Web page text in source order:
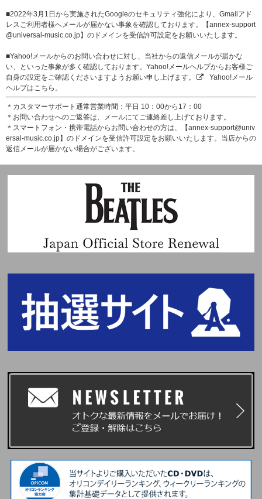
■2022年3月1日から実施されたGoogleのセキュリティ強化により、Gmailアド
レスご利用者様へメールが届かない事象を確認しております。【annex-support
@universal-music.co.jp】のドメインを受信許可設定をお願いいたします。
■Yahoo!メールからのお問い合わせに対し、当社からの返信メールが届かな
い、といった事象が多く確認しております。Yahoo!メールヘルプからお客様ご
自身の設定をご確認くださいますようお願い申し上げます。
Yahoo!メール
ヘルプはこちら。
＊カスタマーサポート通常営業時間：平日 10：00から17：00
＊お問い合わせへのご返答は、メールにてご連絡差し上げております。
＊スマートフォン・携帯電話からお問い合わせの方は、【annex-support@univ
ersal-music.co.jp】のドメインを受信許可設定をお願いいたします。当店からの
返信メールが届かない場合がございます。